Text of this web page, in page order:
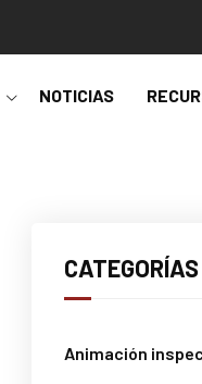
NOTICIAS
CATEGORÍAS
Animación